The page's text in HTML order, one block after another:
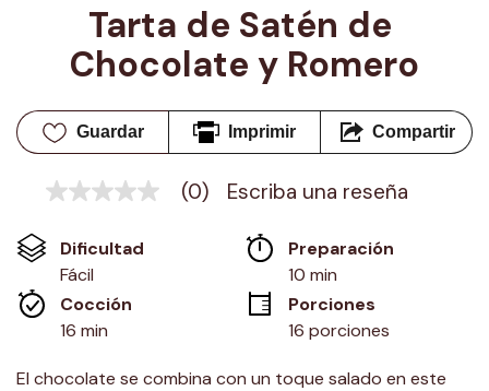
Tarta de Satén de
Chocolate y Romero
Guardar Imprimir Compartir
Sin
en
misma
página.
(0) Escriba una reseña
Dificultad
Fácil
Preparación
10 min
Cocción
16 min
Porciones
16 porciones
El chocolate se combina con un toque salado en este